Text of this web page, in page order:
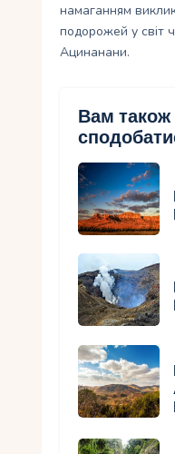
намаганням
подорожей у світ
Ацинанани.
Вам